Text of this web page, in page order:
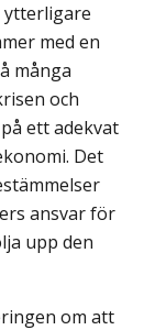
ytterligare
med en
många
och
ett adekvat
Det
ansvar för
upp den
om att